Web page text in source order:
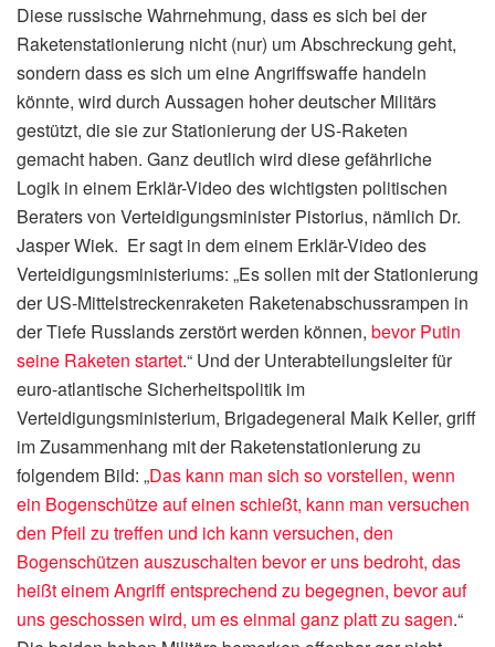
Diese russische Wahrnehmung, dass es sich bei der
Raketenstationierung nicht (nur) um Abschreckung geht,
sondern dass es sich um eine Angriffswaffe handeln
könnte, wird durch Aussagen hoher deutscher Militärs
gestützt, die sie zur Stationierung der US-Raketen
gemacht haben. Ganz deutlich wird diese gefährliche
Logik in einem Erklär-Video des wichtigsten politischen
Beraters von Verteidigungsminister Pistorius, nämlich Dr.
Jasper Wiek. Er sagt in dem einem Erklär-Video des
Verteidigungsministeriums: „Es sollen mit der Stationierung
der US-Mittelstreckenraketen Raketenabschussrampen in
der Tiefe Russlands zerstört werden können, bevor Putin
seine Raketen startet.“ Und der Unterabteilungsleiter für
euro-atlantische Sicherheitspolitik im
Verteidigungsministerium, Brigadegeneral Maik Keller, griff
im Zusammenhang mit der Raketenstationierung zu
folgendem Bild: „Das kann man sich so vorstellen, wenn
ein Bogenschütze auf einen schießt, kann man versuchen
den Pfeil zu treffen und ich kann versuchen, den
Bogenschützen auszuschalten bevor er uns bedroht, das
heißt einem Angriff entsprechend zu begegnen, bevor auf
uns geschossen wird, um es einmal ganz platt zu sagen.“